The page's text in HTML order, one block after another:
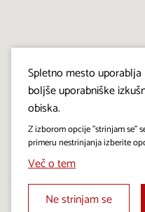
Spletno mesto
boljše uporabniške
obiska.
Z izborom opcije "strinjam se"
primeru nestrinjanja izberite
Več o tem
Ne strinjam se